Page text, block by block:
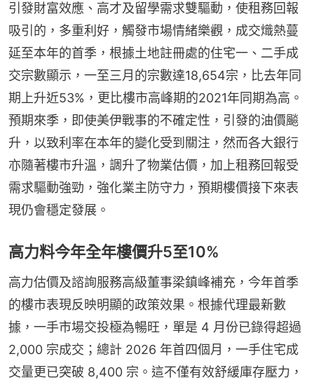
引發財富效應、高才及留學需求雙驅動，使租務回報
吸引的，多重利好，觸發市場情緒樂觀，成交熾熱蔓
延至本年的首季，根據土地註冊處的住宅一、二手成
交宗數顯示，一至三月的宗數達18,654宗，比去年同
期上升近53%，更比樓市高峰期的2021年同期為高。
預期來季，即使美伊戰事的不確定性，引發的油價飈
升，以致利率在本年的變化受到關注，然而各大銀行
亦隨著樓市升溫，調升了物業估價，加上租務回報受
需求驅動強勁，強化業主防守力，預期樓價接下來表
現仍會穩定發展。
高力料今年全年樓價升5至10%
高力估價及諮詢服務高級董事梁鎮峰補充，今年首季
的樓市表現反映明顯的政策效果。根據代理最新數
據，一手市場交投極為暢旺，單是 4 月份已錄得超過
2,000 宗成交；總計 2026 年首四個月，一手住宅成
交量更已突破 8,400 宗。這不僅有效舒緩庫存壓力，